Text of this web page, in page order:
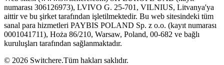
numarası 306126973), LVIVO G. 25-701, VILNIUS, Litvanya'ya
aittir ve bu şirket tarafından işletilmektedir. Bu web sitesindeki tüm
sanal para hizmetleri PAYBIS POLAND Sp. z o.o. (kayıt numarası
0001041711), Hoża 86/210, Warsaw, Poland, 00-682 ve bağlı
kuruluşları tarafından sağlanmaktadır.
© 2026 Switchere.Tüm hakları saklıdır.